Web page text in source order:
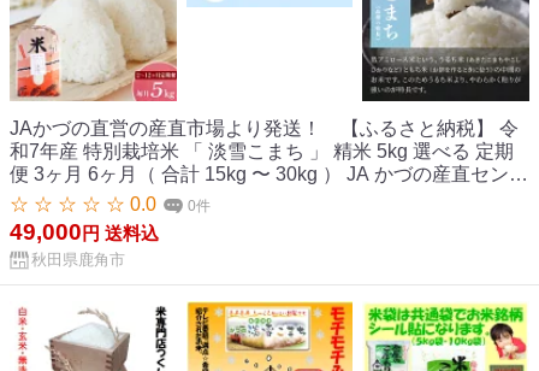
JAかづの直営の産直市場より発送！ 【ふるさと納税】 令
和7年産 特別栽培米 「 淡雪こまち 」 精米 5kg 選べる 定期
便 3ヶ月 6ヶ月（ 合計 15kg 〜 30kg ） JA かづの産直センタ
ー 米 白米 お米 こめ ふっくら もっちり 甘い ギフト お中元
お歳暮 ふるさと 返礼品 鹿角市 秋田 送料無料 【おらほの市
場】
☆ ☆ ☆ ☆ ☆ 0.0 0件
49,000 円 送料込
秋田県鹿角市